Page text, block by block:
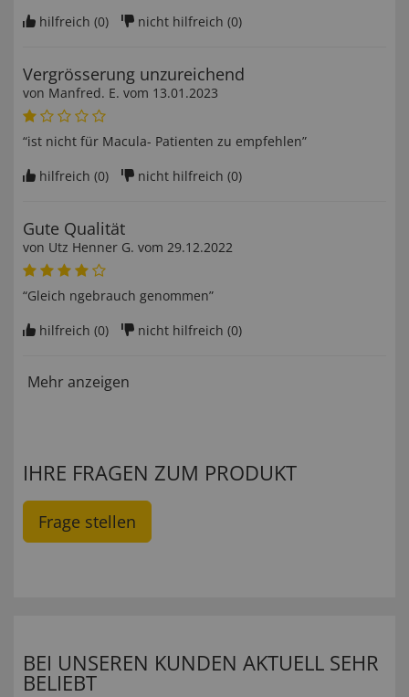
hilfreich (0) nicht hilfreich (0)
Vergrösserung unzureichend
von Manfred. E. vom 13.01.2023
“ist nicht für Macula- Patienten zu empfehlen”
hilfreich (0) nicht hilfreich (0)
Gute Qualität
von Utz Henner G. vom 29.12.2022
“Gleich ngebrauch genommen”
hilfreich (0) nicht hilfreich (0)
Mehr anzeigen
IHRE FRAGEN ZUM PRODUKT
Frage stellen
BEI UNSEREN KUNDEN AKTUELL SEHR
BELIEBT